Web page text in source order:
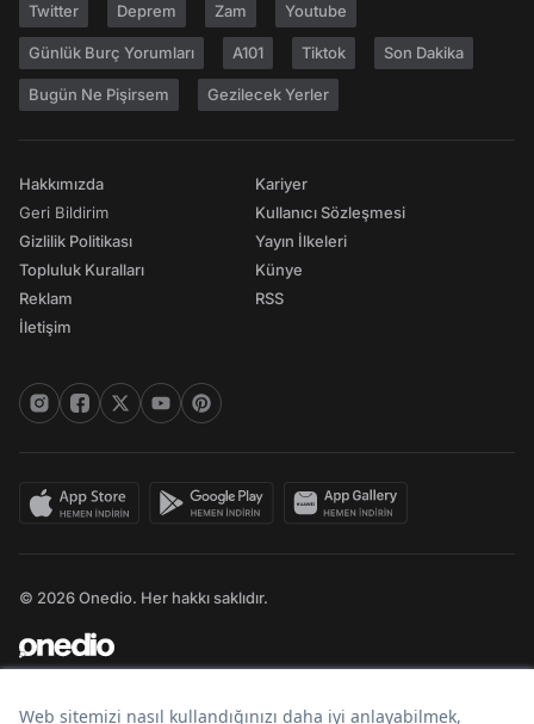
Twitter Deprem Zam Youtube
Günlük Burç Yorumları A101 Tiktok Son Dakika
Bugün Ne Pişirsem Gezilecek Yerler
Hakkımızda
Geri Bildirim
Gizlilik Politikası
Topluluk Kuralları
Reklam
İletişim
Kariyer
Kullanıcı Sözleşmesi
Yayın İlkeleri
Künye
RSS
© 2026 Onedio. Her hakkı saklıdır.